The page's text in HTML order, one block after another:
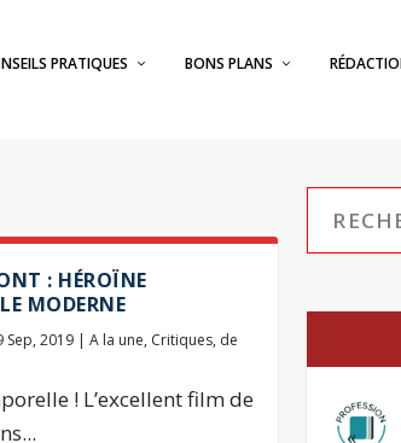
PRATIQUES BONS PLANS
: HÉROÏNE
MODERNE
Sep, 2019| A la une, Critiques, de
! L’excellent film de